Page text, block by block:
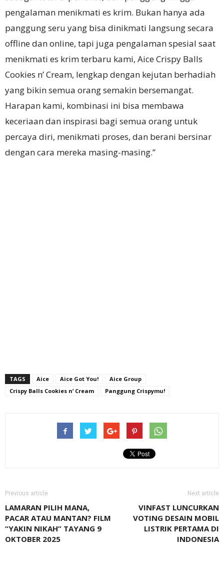
pengalaman menikmati es krim. Bukan hanya ada
panggung seru yang bisa dinikmati langsung secara
offline dan online, tapi juga pengalaman spesial saat
menikmati es krim terbaru kami, Aice Crispy Balls
Cookies n’ Cream, lengkap dengan kejutan berhadiah
yang bikin semua orang semakin bersemangat.
Harapan kami, kombinasi ini bisa membawa
keceriaan dan inspirasi bagi semua orang untuk
percaya diri, menikmati proses, dan berani bersinar
dengan cara mereka masing-masing.”
TAGS Aice Aice Got You!
Aice Group
Crispy Balls Cookies n’ Cream
Panggung Crispymu!
Previous article
LAMARAN PILIH MANA,
PACAR ATAU MANTAN? FILM
“YAKIN NIKAH” TAYANG 9
OKTOBER 2025
Next article
VINFAST LUNCURKAN
VOTING DESAIN MOBIL
LISTRIK PERTAMA DI
INDONESIA